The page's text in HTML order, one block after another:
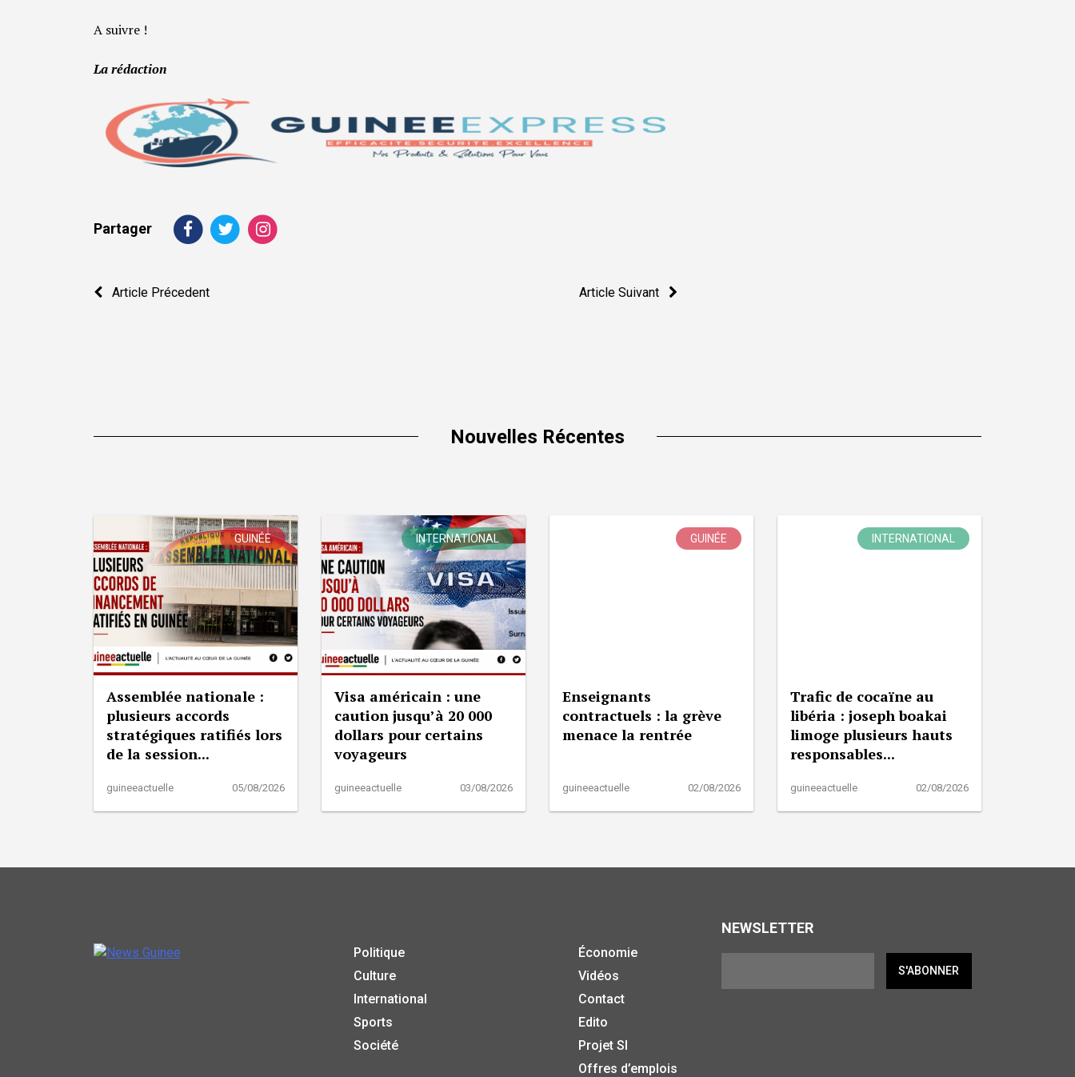
A suivre !
La rédaction
Partager
Navigation
Article Précedent Article Suivant
Nouvelles Récentes
GUINÉE
Assemblée nationale :
plusieurs accords
stratégiques ratifiés lors
de la session...
guineeactuelle 05/08/2026
INTERNATIONAL
Visa américain : une
caution jusqu’à 20 000
dollars pour certains
voyageurs
guineeactuelle 03/08/2026
GUINÉE
Enseignants
contractuels : la grève
menace la rentrée
guineeactuelle 02/08/2026
INTERNATIONAL
Trafic de cocaïne au
libéria : joseph boakai
limoge plusieurs hauts
responsables...
guineeactuelle 02/08/2026
Politique
Culture
International
Sports
Société
Économie
Vidéos
Contact
Edito
Projet SI
Offres d’emplois
NEWSLETTER
S'ABONNER